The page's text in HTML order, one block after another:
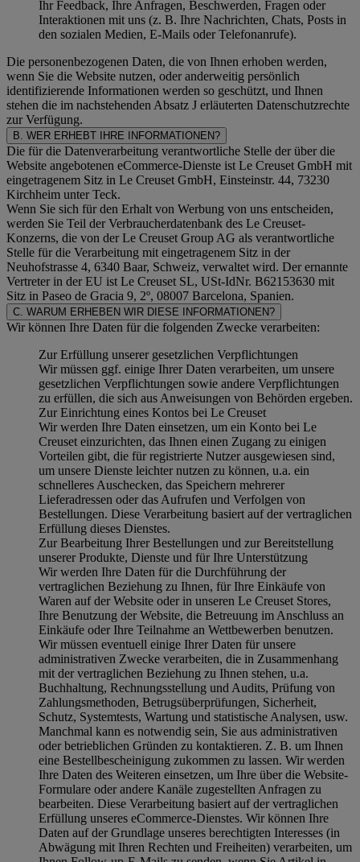
Ihr Feedback, Ihre Anfragen, Beschwerden, Fragen oder
Interaktionen mit uns (z. B. Ihre Nachrichten, Chats, Posts in
den sozialen Medien, E-Mails oder Telefonanrufe).
Die personenbezogenen Daten, die von Ihnen erhoben werden,
wenn Sie die Website nutzen, oder anderweitig persönlich
identifizierende Informationen werden so geschützt, und Ihnen
stehen die im nachstehenden Absatz J erläuterten Datenschutzrechte
zur Verfügung.
B. WER ERHEBT IHRE INFORMATIONEN?
Die für die Datenverarbeitung verantwortliche Stelle der über die
Website angebotenen eCommerce-Dienste ist Le Creuset GmbH mit
eingetragenem Sitz in Le Creuset GmbH, Einsteinstr. 44, 73230
Kirchheim unter Teck.
Wenn Sie sich für den Erhalt von Werbung von uns entscheiden,
werden Sie Teil der Verbraucherdatenbank des Le Creuset-
Konzerns, die von der Le Creuset Group AG als verantwortliche
Stelle für die Verarbeitung mit eingetragenem Sitz in der
Neuhofstrasse 4, 6340 Baar, Schweiz, verwaltet wird. Der ernannte
Vertreter in der EU ist Le Creuset SL, USt-IdNr. B62153630 mit
Sitz in Paseo de Gracia 9, 2º, 08007 Barcelona, Spanien.
C. WARUM ERHEBEN WIR DIESE INFORMATIONEN?
Wir können Ihre Daten für die folgenden Zwecke verarbeiten:
Zur Erfüllung unserer gesetzlichen Verpflichtungen
Wir müssen ggf. einige Ihrer Daten verarbeiten, um unsere
gesetzlichen Verpflichtungen sowie andere Verpflichtungen
zu erfüllen, die sich aus Anweisungen von Behörden ergeben.
Zur Einrichtung eines Kontos bei Le Creuset
Wir werden Ihre Daten einsetzen, um ein Konto bei Le
Creuset einzurichten, das Ihnen einen Zugang zu einigen
Vorteilen gibt, die für registrierte Nutzer ausgewiesen sind,
um unsere Dienste leichter nutzen zu können, u.a. ein
schnelleres Auschecken, das Speichern mehrerer
Lieferadressen oder das Aufrufen und Verfolgen von
Bestellungen. Diese Verarbeitung basiert auf der vertraglichen
Erfüllung dieses Dienstes.
Zur Bearbeitung Ihrer Bestellungen und zur Bereitstellung
unserer Produkte, Dienste und für Ihre Unterstützung
Wir werden Ihre Daten für die Durchführung der
vertraglichen Beziehung zu Ihnen, für Ihre Einkäufe von
Waren auf der Website oder in unseren Le Creuset Stores,
Ihre Benutzung der Website, die Betreuung im Anschluss an
Einkäufe oder Ihre Teilnahme an Wettbewerben benutzen.
Wir müssen eventuell einige Ihrer Daten für unsere
administrativen Zwecke verarbeiten, die in Zusammenhang
mit der vertraglichen Beziehung zu Ihnen stehen, u.a.
Buchhaltung, Rechnungsstellung und Audits, Prüfung von
Zahlungsmethoden, Betrugsüberprüfungen, Sicherheit,
Schutz, Systemtests, Wartung und statistische Analysen, usw.
Manchmal kann es notwendig sein, Sie aus administrativen
oder betrieblichen Gründen zu kontaktieren. Z. B. um Ihnen
eine Bestellbescheinigung zukommen zu lassen. Wir werden
Ihre Daten des Weiteren einsetzen, um Ihre über die Website-
Formulare oder andere Kanäle zugestellten Anfragen zu
bearbeiten. Diese Verarbeitung basiert auf der vertraglichen
Erfüllung unseres eCommerce-Dienstes. Wir können Ihre
Daten auf der Grundlage unseres berechtigten Interesses (in
Abwägung mit Ihren Rechten und Freiheiten) verarbeiten, um